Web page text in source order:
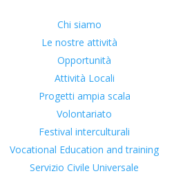
Chi siamo
Le nostre attività
Opportunità
Attività Locali
Progetti ampia scala
Volontariato
Festival interculturali
Vocational Education and training
Servizio Civile Universale